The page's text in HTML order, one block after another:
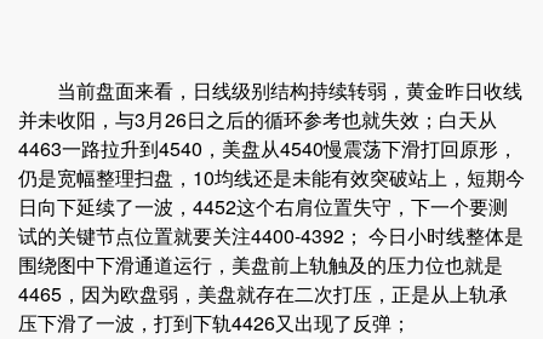
当前盘面来看，日线级别结构持续转弱，黄金昨日收线
并未收阳，与3月26日之后的循环参考也就失效；白天从
4463一路拉升到4540，美盘从4540慢震荡下滑打回原形，
仍是宽幅整理扫盘，10均线还是未能有效突破站上，短期今
日向下延续了一波，4452这个右肩位置失守，下一个要测
试的关键节点位置就要关注4400-4392； 今日小时线整体是
围绕图中下滑通道运行，美盘前上轨触及的压力位也就是
4465，因为欧盘弱，美盘就存在二次打压，正是从上轨承
压下滑了一波，打到下轨4426又出现了反弹；